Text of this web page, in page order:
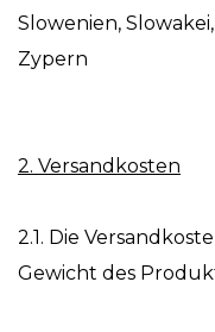
Slowenien,
Zypern
2. Versandkosten
2.1. Die
Gewicht des